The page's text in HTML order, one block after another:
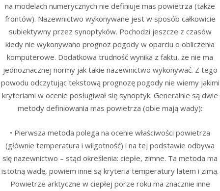
na modelach numerycznych nie definiuje mas powietrza (także
frontów). Nazewnictwo wykonywane jest w sposób całkowicie
subiektywny przez synoptyków. Pochodzi jeszcze z czasów
kiedy nie wykonywano prognoz pogody w oparciu o obliczenia
komputerowe. Dodatkowa trudność wynika z faktu, że nie ma
jednoznacznej normy jak takie nazewnictwo wykonywać. Z tego
powodu odczytując tekstową prognozę pogody nie wiemy jakimi
kryteriami w ocenie posługiwał się synoptyk. Generalnie są dwie
metody definiowania mas powietrza (obie mają wady):
• Pierwsza metoda polega na ocenie właściwości powietrza
(głównie temperatura i wilgotność) i na tej podstawie odbywa
się nazewnictwo – stąd określenia: ciepłe, zimne. Ta metoda ma
istotną wadę, powiem inne są kryteria temperatury latem i zimą.
Powietrze arktyczne w ciepłej porze roku ma znacznie inne